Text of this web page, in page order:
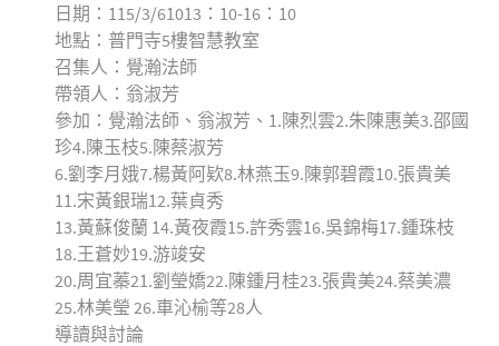
日期：115/3/61013：10-16：10
地點：普門寺5樓智慧教室
召集人：覺瀚法師
帶領人：翁淑芳
參加：覺瀚法師、翁淑芳、1.陳烈雲2.朱陳惠美3.邵國
珍4.陳玉枝5.陳蔡淑芳
6.劉李月娥7.楊黃阿欵8.林燕玉9.陳郭碧霞10.張貴美
11.宋黃銀瑞12.葉貞秀
13.黃蘇俊蘭 14.黃夜霞15.許秀雲16.吳錦梅17.鍾珠枝
18.王蒼妙19.游竣安
20.周宜蓁21.劉瑩嬌22.陳鍾月桂23.張貴美24.蔡美濃
25.林美瑩 26.車沁榆等28人
導讀與討論